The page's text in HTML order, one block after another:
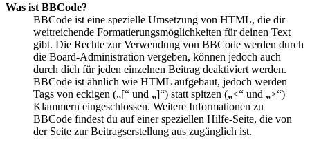
Was ist BBCode?
BBCode ist eine spezielle Umsetzung von HTML, die dir
weitreichende Formatierungsmöglichkeiten für deinen Text
gibt. Die Rechte zur Verwendung von BBCode werden durch
die Board-Administration vergeben, können jedoch auch
durch dich für jeden einzelnen Beitrag deaktiviert werden.
BBCode ist ähnlich wie HTML aufgebaut, jedoch werden
Tags von eckigen („[“ und „]“) statt spitzen („<“ und „>“)
Klammern eingeschlossen. Weitere Informationen zu
BBCode findest du auf einer speziellen Hilfe-Seite, die von
der Seite zur Beitragserstellung aus zugänglich ist.